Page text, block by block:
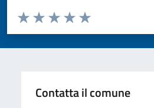
Valuta da 1 a 5 stelle la pagina
Valuta 5 stelle su 5
Valuta 4 stelle su 5
Valuta 3 stelle su 5
Valuta 2 stelle su 5
Valuta 1 stelle su 5
Contatta il comune